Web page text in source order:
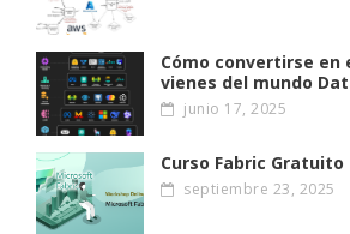
Cómo convertirse en
vienes del mundo
junio 17, 2025
Curso Fabric Gratuito
septiembre 23, 2025